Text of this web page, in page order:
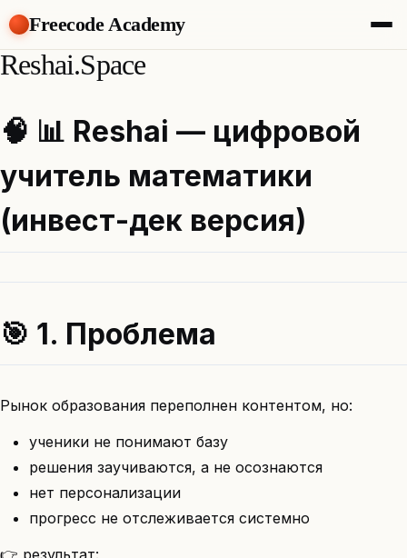
Freecode Academy
About
Offers
Projects
Tasks
Topics
Get Access
Reshai.Space
🧠 📊 Reshai — цифровой
учитель математики
(инвест-дек версия)
🎯 1. Проблема
Рынок образования переполнен контентом, но:
ученики не понимают базу
решения заучиваются, а не осознаются
нет персонализации
прогресс не отслеживается системно